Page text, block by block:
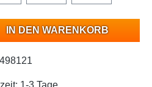
IN DEN WARENKORB